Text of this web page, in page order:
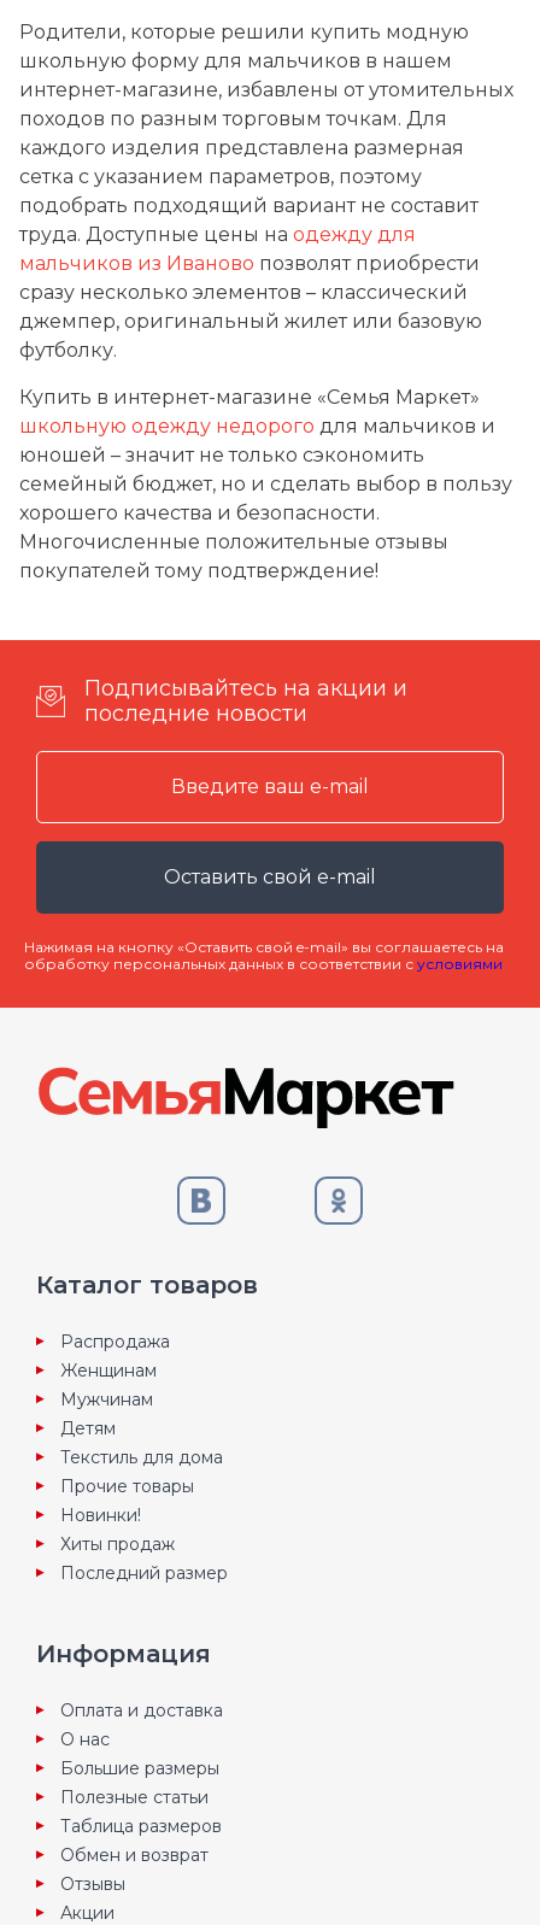
Родители, которые решили купить модную
школьную форму для мальчиков в нашем
интернет-магазине, избавлены от утомительных
походов по разным торговым точкам. Для
каждого изделия представлена размерная
сетка с указанием параметров, поэтому
подобрать подходящий вариант не составит
труда. Доступные цены на одежду для
мальчиков из Иваново позволят приобрести
сразу несколько элементов – классический
джемпер, оригинальный жилет или базовую
футболку.
Купить в интернет-магазине «Семья Маркет»
школьную одежду недорого для мальчиков и
юношей – значит не только сэкономить
семейный бюджет, но и сделать выбор в пользу
хорошего качества и безопасности.
Многочисленные положительные отзывы
покупателей тому подтверждение!
Подписывайтесь на акции и
последние новости
Оставить свой e-mail
Нажимая на кнопку «Оставить свой e-mail» вы соглашаетесь на
обработку персональных данных в соответствии с условиями
Каталог товаров
Распродажа
Женщинам
Мужчинам
Детям
Текстиль для дома
Прочие товары
Новинки!
Хиты продаж
Последний размер
Информация
Оплата и доставка
О нас
Большие размеры
Полезные статьи
Таблица размеров
Обмен и возврат
Отзывы
Акции